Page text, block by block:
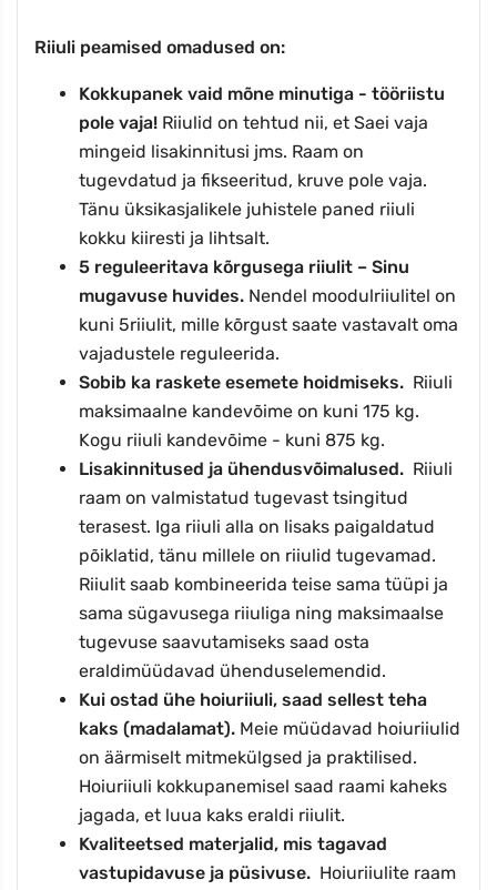
Riiuli peamised omadused on:
Kokkupanek vaid mõne minutiga - tööriistu
pole vaja! Riiulid on tehtud nii, et Saei vaja
mingeid lisakinnitusi jms. Raam on
tugevdatud ja fikseeritud, kruve pole vaja.
Tänu üksikasjalikele juhistele paned riiuli
kokku kiiresti ja lihtsalt.
5 reguleeritava kõrgusega riiulit – Sinu
mugavuse huvides. Nendel moodulriiulitel on
kuni 5riiulit, mille kõrgust saate vastavalt oma
vajadustele reguleerida.
Sobib ka raskete esemete hoidmiseks. Riiuli
maksimaalne kandevõime on kuni 175 kg.
Kogu riiuli kandevõime - kuni 875 kg.
Lisakinnitused ja ühendusvõimalused. Riiuli
raam on valmistatud tugevast tsingitud
terasest. Iga riiuli alla on lisaks paigaldatud
põiklatid, tänu millele on riiulid tugevamad.
Riiulit saab kombineerida teise sama tüüpi ja
sama sügavusega riiuliga ning maksimaalse
tugevuse saavutamiseks saad osta
eraldimüüdavad ühenduselemendid.
Kui ostad ühe hoiuriiuli, saad sellest teha
kaks (madalamat). Meie müüdavad hoiuriiulid
on äärmiselt mitmekülgsed ja praktilised.
Hoiuriiuli kokkupanemisel saad raami kaheks
jagada, et luua kaks eraldi riiulit.
Kvaliteetsed materjalid, mis tagavad
vastupidavuse ja püsivuse. Hoiuriiulite raam